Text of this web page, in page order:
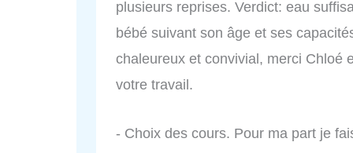
plusieurs reprises. Verdict: eau
bébé suivant son âge et ses
chaleureux et convivial, merci Chloé
votre travail.
- Choix des cours. Pour ma part je